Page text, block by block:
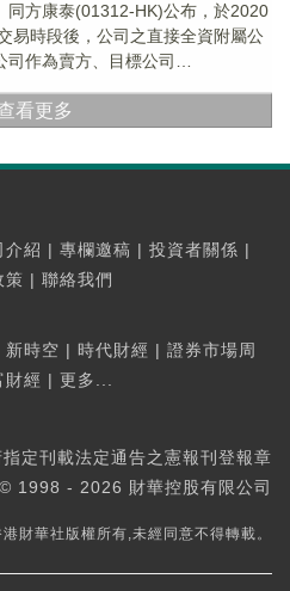
同方康泰(01312-HK)公布，於2020
易時段後，公司之直接全資附屬公
司作為賣方、目標公司
看更多
介紹 | 專欄邀稿 | 投資者關係 |
策 | 聯絡我們
新時空 | 時代財經 | 證券市場周
財經 | 更多...
定刊載法定通告之憲報刊登報章
1998 - 2026 財華控股有限公司
港財華社版權所有,未經同意不得轉載。